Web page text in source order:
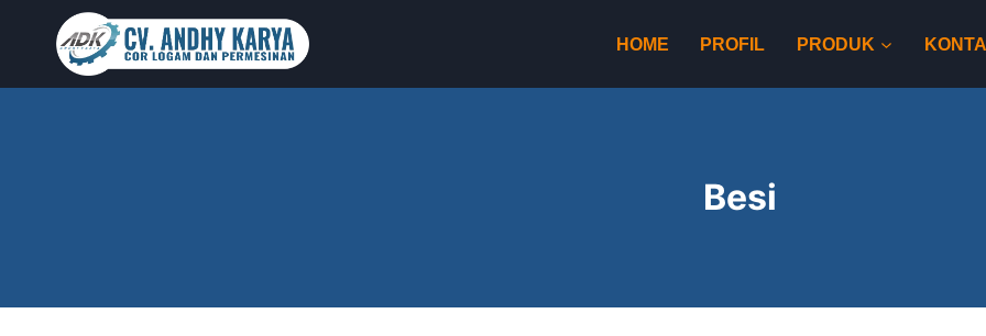
HOME PROFIL PRODUK
Besi